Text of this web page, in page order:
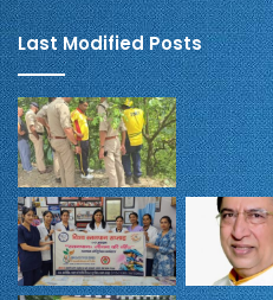
Last Modified Posts